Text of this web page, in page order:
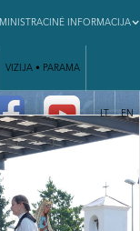
INFORMACIJA
VIZIJA • PARAMA
LT EN